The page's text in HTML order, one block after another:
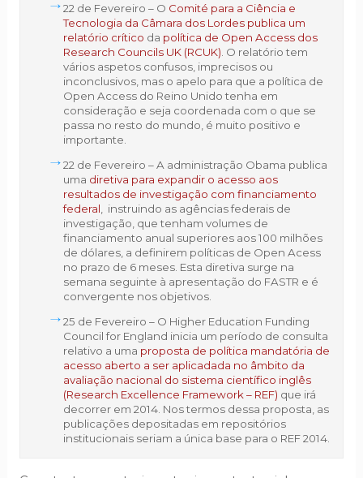
22 de Fevereiro – O Comité para a Ciência e
Tecnologia da Câmara dos Lordes publica um
relatório crítico da política de Open Access dos
Research Councils UK (RCUK) . O relatório tem
vários aspetos confusos, imprecisos ou
inconclusivos, mas o apelo para que a política de
Open Access do Reino Unido tenha em
consideração e seja coordenada com o que se
passa no resto do mundo, é muito positivo e
importante.
22 de Fevereiro – A administração Obama publica
uma diretiva para expandir o acesso aos
resultados de investigação com financiamento
federal , instruindo as agências federais de
investigação, que tenham volumes de
financiamento anual superiores aos 100 milhões
de dólares, a definirem políticas de Open Acess
no prazo de 6 meses. Esta diretiva surge na
semana seguinte à apresentação do FASTR e é
convergente nos objetivos.
25 de Fevereiro – O Higher Education Funding
Council for England inicia um período de consulta
relativo a uma proposta de política mandatória de
acesso aberto a ser aplicadada no âmbito da
avaliação nacional do sistema científico inglês
(Research Excellence Framework – REF) que irá
decorrer em 2014. Nos termos dessa proposta, as
publicações depositadas em repositórios
institucionais seriam a única base para o REF 2014.